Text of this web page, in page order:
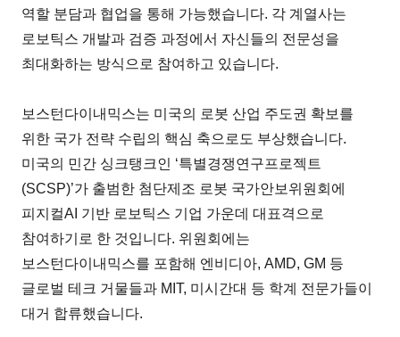
역할 분담과 협업을 통해 가능했습니다. 각 계열사는
로보틱스 개발과 검증 과정에서 자신들의 전문성을
최대화하는 방식으로 참여하고 있습니다.
보스턴다이내믹스는 미국의 로봇 산업 주도권 확보를
위한 국가 전략 수립의 핵심 축으로도 부상했습니다.
미국의 민간 싱크탱크인 ‘특별경쟁연구프로젝트
(SCSP)’가 출범한 첨단제조 로봇 국가안보위원회에
피지컬AI 기반 로보틱스 기업 가운데 대표격으로
참여하기로 한 것입니다. 위원회에는
보스턴다이내믹스를 포함해 엔비디아, AMD, GM 등
글로벌 테크 거물들과 MIT, 미시간대 등 학계 전문가들이
대거 합류했습니다.